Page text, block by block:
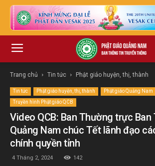
Trang chủ Tin tức Phật giáo huyện, thị, thành
Tin tức Phật giáo huyện, thị, thành
Phật giáo Quảng Nam
Truyền hình Phật giáo QCB
Video QCB: Ban Thường trực Ban
Quảng Nam chúc Tết lãnh đạo
chính quyền tỉnh
4 Tháng 2, 2024 142